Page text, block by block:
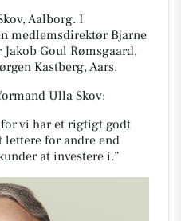
Aalborg. I
medlemsdirektør Bjarne
Goul Rømsgaard,
Kastberg, Aars.
Ulla Skov:
for vi har et rigtigt godt
lettere for andre end
at investere i.”